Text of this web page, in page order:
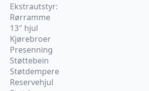
Ekstrautstyr:
Rørramme
13″ hjul
Kjørebroer
Presenning
Støttebein
Støtdempere
Reservehjul